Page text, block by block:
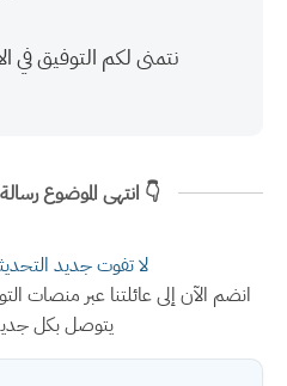
نتمنى لكم التوفيق في
👇 انتهى الموضوع
لا تفوت جديد
انضم الآن إلى عائلتنا عبر منصات
يتوصل بكل